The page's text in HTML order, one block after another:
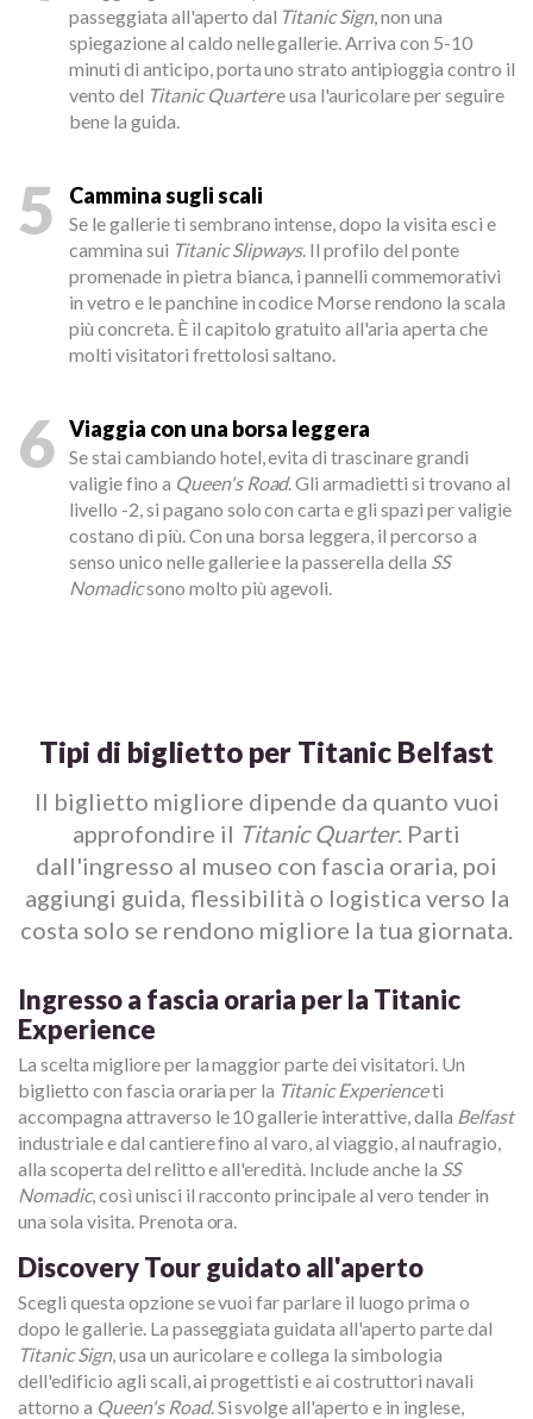
passeggiata all'aperto dal Titanic Sign, non una
spiegazione al caldo nelle gallerie. Arriva con 5-10
minuti di anticipo, porta uno strato antipioggia contro il
vento del Titanic Quartere usa l'auricolare per seguire
bene la guida.
5 Cammina sugli scali
Se le gallerie ti sembrano intense, dopo la visita esci e
cammina sui Titanic Slipways. Il profilo del ponte
promenade in pietra bianca, i pannelli commemorativi
in vetro e le panchine in codice Morse rendono la scala
più concreta. È il capitolo gratuito all'aria aperta che
molti visitatori frettolosi saltano.
6 Viaggia con una borsa leggera
Se stai cambiando hotel, evita di trascinare grandi
valigie fino a Queen's Road. Gli armadietti si trovano al
livello -2, si pagano solo con carta e gli spazi per valigie
costano di più. Con una borsa leggera, il percorso a
senso unico nelle gallerie e la passerella della SS
Nomadicsono molto più agevoli.
Tipi di biglietto per Titanic Belfast
Il biglietto migliore dipende da quanto vuoi
approfondire il Titanic Quarter. Parti
dall'ingresso al museo con fascia oraria, poi
aggiungi guida, flessibilità o logistica verso la
costa solo se rendono migliore la tua giornata.
Ingresso a fascia oraria per la Titanic
Experience
La scelta migliore per la maggior parte dei visitatori. Un
biglietto con fascia oraria per la Titanic Experienceti
accompagna attraverso le 10 gallerie interattive, dalla Belfast
industriale e dal cantiere fino al varo, al viaggio, al naufragio,
alla scoperta del relitto e all'eredità. Include anche la SS
Nomadic, così unisci il racconto principale al vero tender in
una sola visita. Prenota ora.
Discovery Tour guidato all'aperto
Scegli questa opzione se vuoi far parlare il luogo prima o
dopo le gallerie. La passeggiata guidata all'aperto parte dal
Titanic Sign, usa un auricolare e collega la simbologia
dell'edificio agli scali, ai progettisti e ai costruttori navali
attorno a Queen's Road. Si svolge all'aperto e in inglese,